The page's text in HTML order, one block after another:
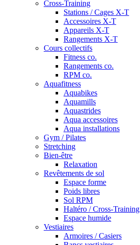
Cross-Training
Stations / Cages X-T
Accessoires X-T
Appareils X-T
Rangements X-T
Cours collectifs
Fitness co.
Rangements co.
RPM co.
Aquafitness
Aquabikes
Aquamills
Aquastrides
Aqua accessoires
Aqua installations
Gym / Pilates
Stretching
Bien-être
Relaxation
Revêtements de sol
Espace forme
Poids libres
Sol RPM
Haltéro / Cross-Training
Espace humide
Vestiaires
Armoires / Casiers